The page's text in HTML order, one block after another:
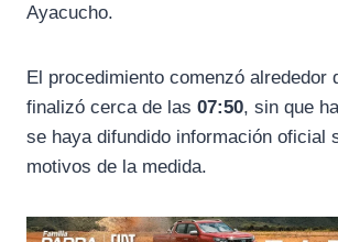
Ayacucho.
El procedimiento comenzó alrededor
finalizó cerca de las 07:50, sin que
se haya difundido información oficial
motivos de la medida.